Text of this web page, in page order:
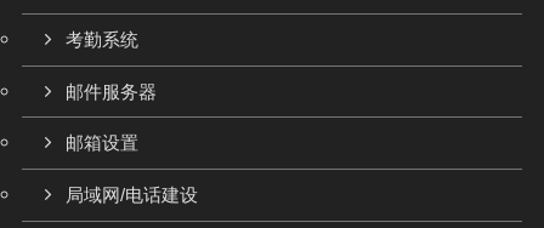
考勤系统
邮件服务器
邮箱设置
局域网/电话建设